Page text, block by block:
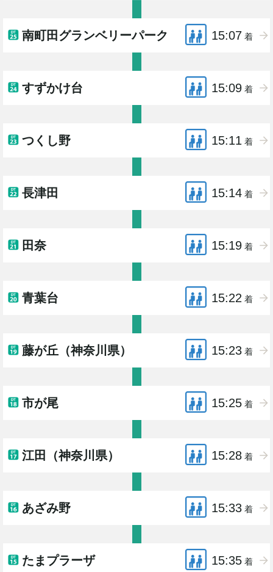
南町田グランベリーパーク 15:07 着
すずかけ台 15:09 着
つくし野 15:11 着
長津田 15:14 着
田奈 15:19 着
青葉台 15:22 着
藤が丘（神奈川県） 15:23 着
市が尾 15:25 着
江田（神奈川県） 15:28 着
あざみ野 15:33 着
たまプラーザ 15:35 着